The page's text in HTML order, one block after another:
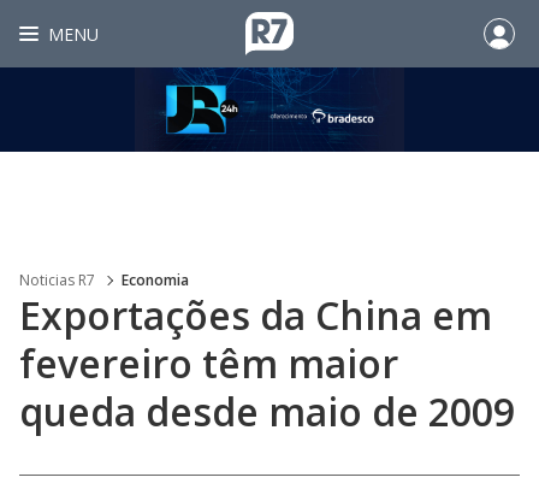
MENU
Noticias R7 Economia
Exportações da China em
fevereiro têm maior
queda desde maio de 2009